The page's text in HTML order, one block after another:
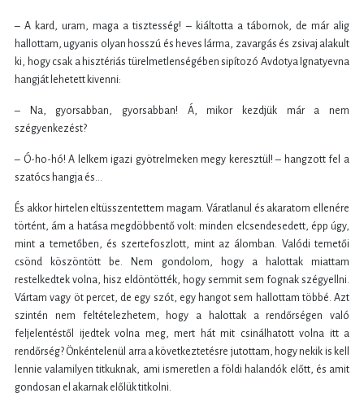
– A kard, uram, maga a tisztesség! – kiáltotta a tábornok, de már alig
hallottam, ugyanis olyan hosszú és heves lárma, zavargás és zsivaj alakult
ki, hogy csak a hisztériás türelmetlenségében sipítozó Avdotya Ignatyevna
hangját lehetett kivenni:
– Na, gyorsabban, gyorsabban! Á, mikor kezdjük már a nem
szégyenkezést?
– Ó-ho-hó! A lelkem igazi gyötrelmeken megy keresztül! – hangzott fel a
szatócs hangja és…
És akkor hirtelen eltüsszentettem magam. Váratlanul és akaratom ellenére
történt, ám a hatása megdöbbentő volt: minden elcsendesedett, épp úgy,
mint a temetőben, és szertefoszlott, mint az álomban. Valódi temetői
csönd köszöntött be. Nem gondolom, hogy a halottak miattam
restelkedtek volna, hisz eldöntötték, hogy semmit sem fognak szégyellni.
Vártam vagy öt percet, de egy szót, egy hangot sem hallottam többé. Azt
szintén nem feltételezhetem, hogy a halottak a rendőrségen való
feljelentéstől ijedtek volna meg, mert hát mit csinálhatott volna itt a
rendőrség? Önkéntelenül arra a következtetésre jutottam, hogy nekik is kell
lennie valamilyen titkuknak, ami ismeretlen a földi halandók előtt, és amit
gondosan el akarnak előlük titkolni.